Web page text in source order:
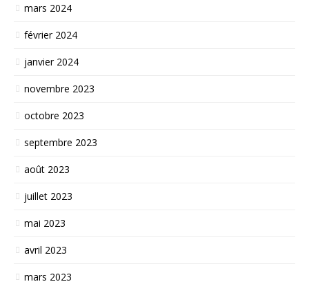
mars 2024
février 2024
janvier 2024
novembre 2023
octobre 2023
septembre 2023
août 2023
juillet 2023
mai 2023
avril 2023
mars 2023